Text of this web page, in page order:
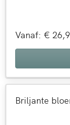
Vanaf: €
Briljante